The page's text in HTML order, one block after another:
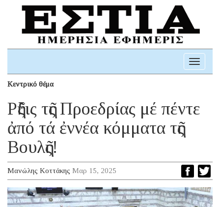
Toggle
Κεντρικό θέμα
Ρῆξις τῆς Προεδρίας μέ πέντε
ἀπό τά ἐννέα κόμματα τῆς
Βουλῆς!
Μανώλης Κοττάκης Μαρ 15, 2025